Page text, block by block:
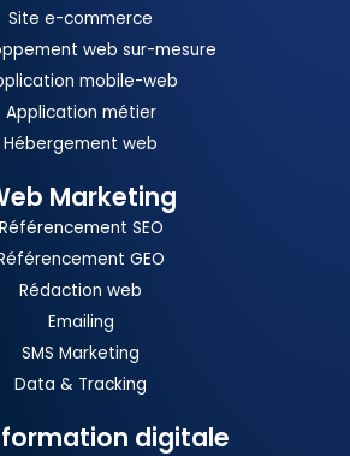
Site e-commerce
web sur-mesure
mobile-web
Application métier
Hébergement web
Marketing
Référencement SEO
GEO
Rédaction web
Emailing
SMS Marketing
Data & Tracking
digitale